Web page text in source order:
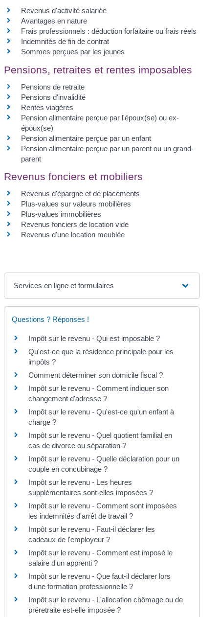
Revenus d'activité salariée
Avantages en nature
Frais professionnels : déduction forfaitaire ou frais réels
Indemnités de fin de contrat
Sommes perçues par les jeunes
Pensions, retraites et rentes imposables
Pensions de retraite
Pensions d'invalidité
Rentes viagères
Pension alimentaire perçue par l'époux(se) ou ex-
époux(se)
Pension alimentaire perçue par un enfant
Pension alimentaire perçue par un parent ou un grand-
parent
Revenus fonciers et mobiliers
Revenus d'épargne et de placements
Plus-values sur valeurs mobilières
Plus-values immobilières
Revenus fonciers de location vide
Revenus d'une location meublée
Services en ligne et formulaires
Questions ? Réponses !
Impôt sur le revenu - Qui est imposable ?
Qu'est-ce que la résidence principale pour les
impôts ?
Comment déterminer son domicile fiscal ?
Impôt sur le revenu - Comment indiquer son
changement d'adresse ?
Impôt sur le revenu - Qu'est-ce qu'un enfant à
charge ?
Impôt sur le revenu - Quel quotient familial en
cas de divorce ou séparation ?
Impôt sur le revenu - Quelle déclaration pour un
couple en concubinage ?
Impôt sur le revenu - Les heures
supplémentaires sont-elles imposées ?
Impôt sur le revenu - Comment sont imposées
les indemnités d'arrêt de travail ?
Impôt sur le revenu - Faut-il déclarer les
cadeaux de l'employeur ?
Impôt sur le revenu - Comment est imposé le
salaire d'un apprenti ?
Impôt sur le revenu - Que faut-il déclarer lors
d'une formation professionnelle ?
Impôt sur le revenu - L'allocation chômage ou de
préretraite est-elle imposée ?